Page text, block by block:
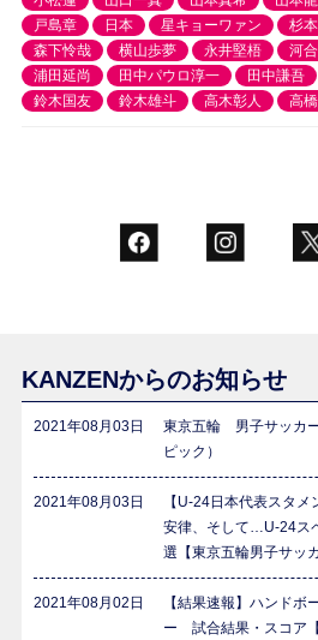
戸島章
日本 星キョーワァン 杉
森下怜哉
横山歩夢 永井堅梧 河
浦田延尚
田中パウロ淳一 田中謙吾
鈴木国友
鈴木雄斗 高木彰人 高
KANZENからのお知らせ
2021年08月03日
東京五輪 男子サッカ
ピック）
2021年08月03日
【U-24日本代表スタ
安律、そして…U-24ス
選【東京五輪男子サッカ
2021年08月02日
【結果速報】ハンド
ー 試合結果・スコア